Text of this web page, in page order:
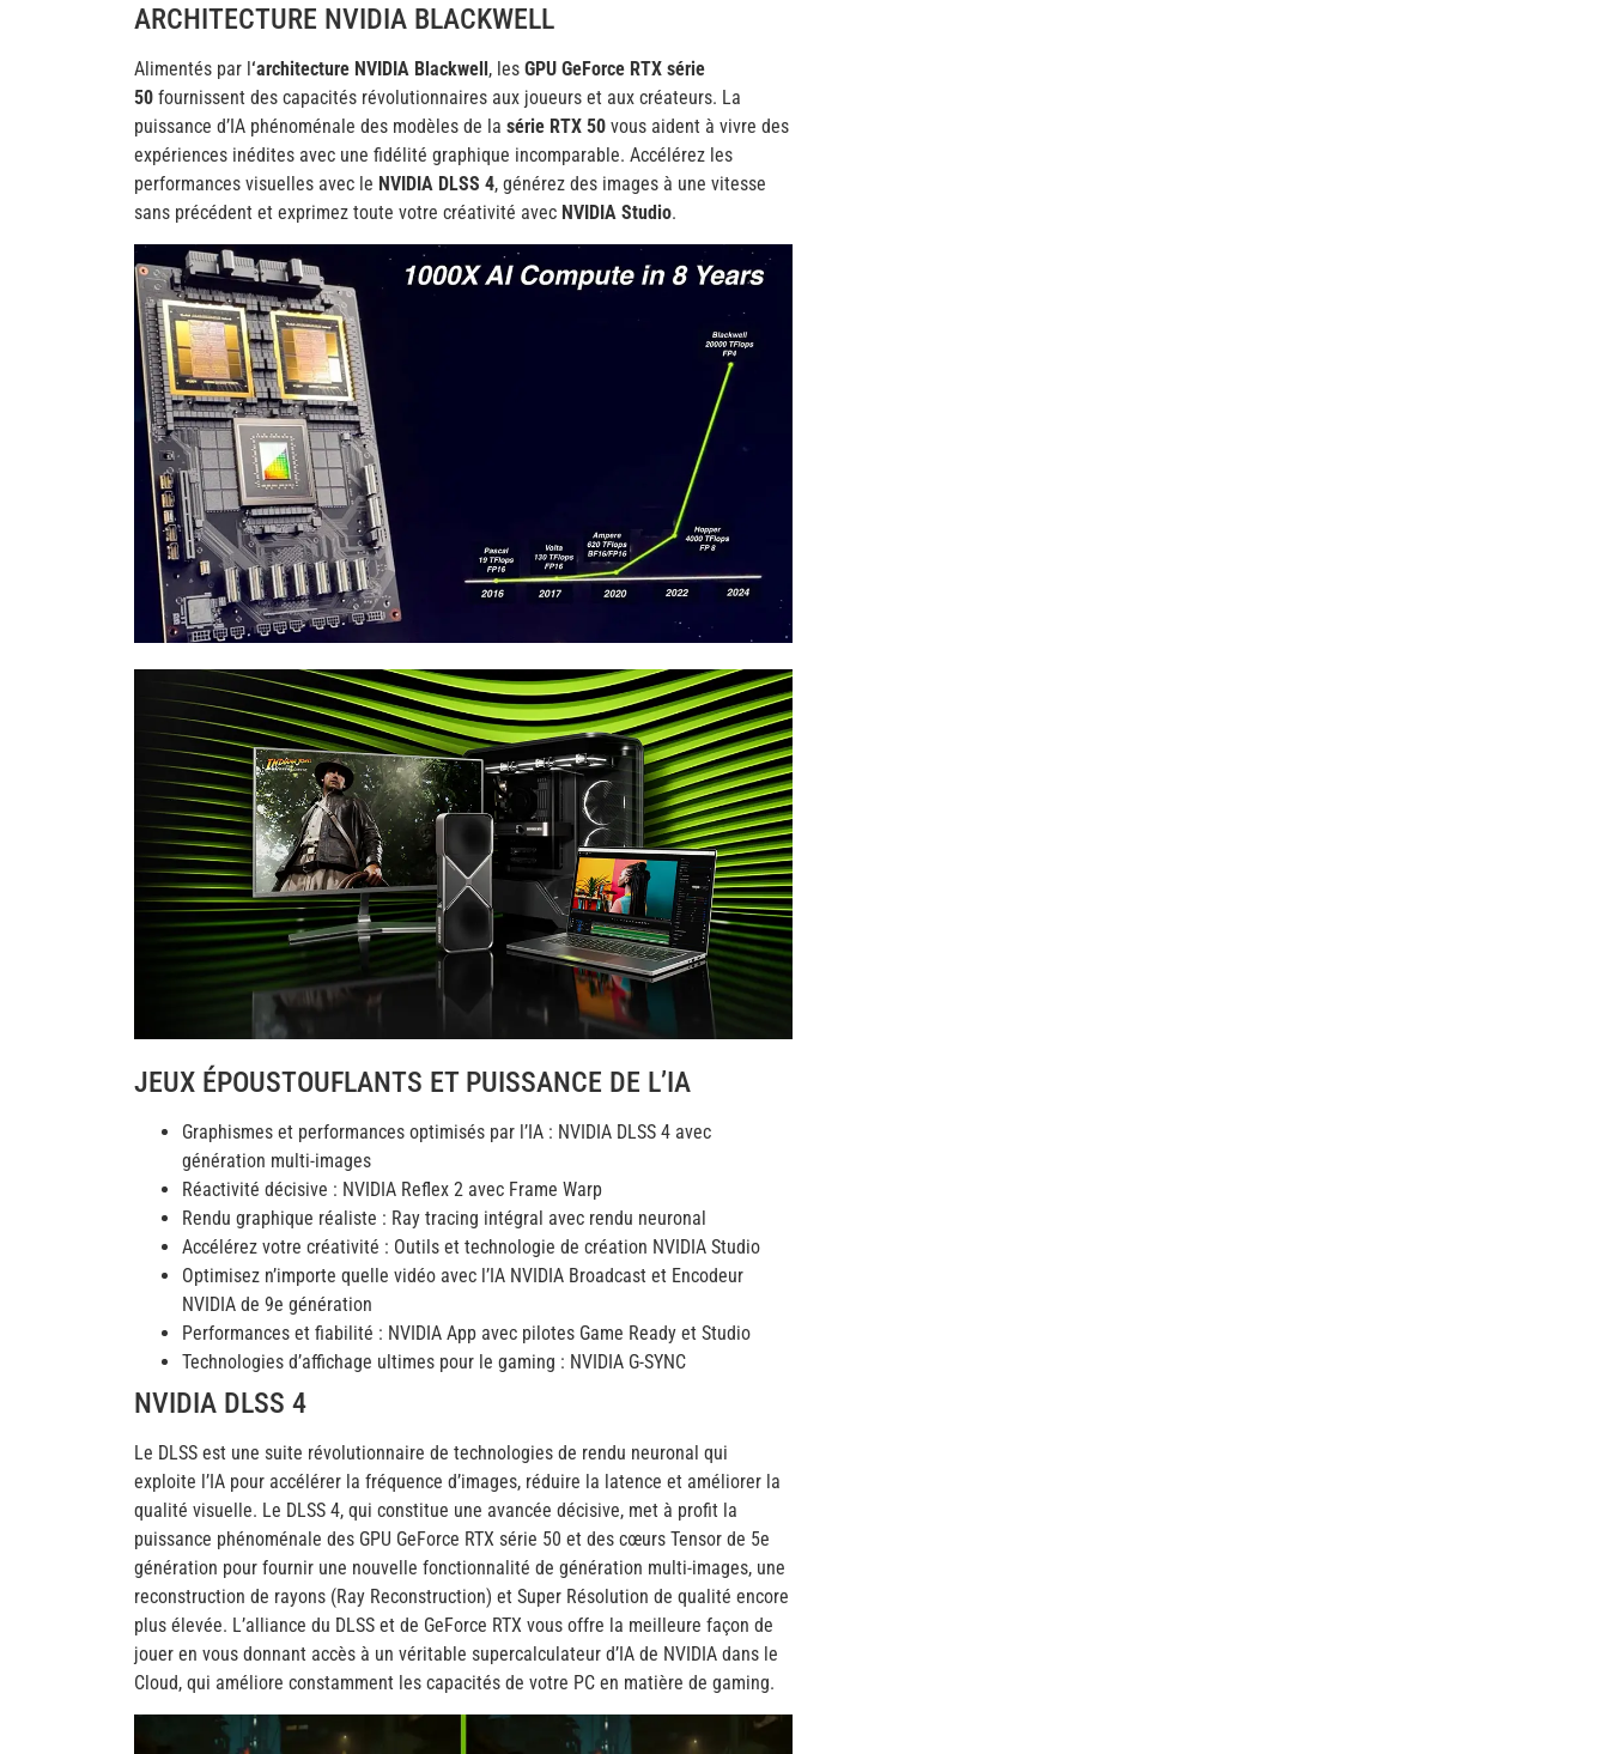
ARCHITECTURE NVIDIA BLACKWELL
Alimentés par l‘architecture NVIDIA Blackwell, les GPU GeForce RTX série
50 fournissent des capacités révolutionnaires aux joueurs et aux créateurs. La
puissance d’IA phénoménale des modèles de la série RTX 50 vous aident à vivre des
expériences inédites avec une fidélité graphique incomparable. Accélérez les
performances visuelles avec le NVIDIA DLSS 4, générez des images à une vitesse
sans précédent et exprimez toute votre créativité avec NVIDIA Studio.
JEUX ÉPOUSTOUFLANTS ET PUISSANCE DE L’IA
Graphismes et performances optimisés par l’IA : NVIDIA DLSS 4 avec
génération multi-images
Réactivité décisive : NVIDIA Reflex 2 avec Frame Warp
Rendu graphique réaliste : Ray tracing intégral avec rendu neuronal
Accélérez votre créativité : Outils et technologie de création NVIDIA Studio
Optimisez n’importe quelle vidéo avec l’IA NVIDIA Broadcast et Encodeur
NVIDIA de 9e génération
Performances et fiabilité : NVIDIA App avec pilotes Game Ready et Studio
Technologies d’affichage ultimes pour le gaming : NVIDIA G-SYNC
NVIDIA DLSS 4
Le DLSS est une suite révolutionnaire de technologies de rendu neuronal qui
exploite l’IA pour accélérer la fréquence d’images, réduire la latence et améliorer la
qualité visuelle. ‌Le DLSS 4, qui constitue une avancée décisive, met à profit la
puissance phénoménale des GPU GeForce RTX série 50 et des cœurs Tensor de 5e
génération pour fournir une nouvelle fonctionnalité de génération multi-images, une
reconstruction de rayons (Ray Reconstruction) et Super Résolution de qualité encore
plus élevée. L’alliance du DLSS et de GeForce RTX vous offre la meilleure façon de
jouer en vous donnant accès à un véritable supercalculateur d’IA de NVIDIA dans le
Cloud, qui améliore constamment les capacités de votre PC en matière de gaming.